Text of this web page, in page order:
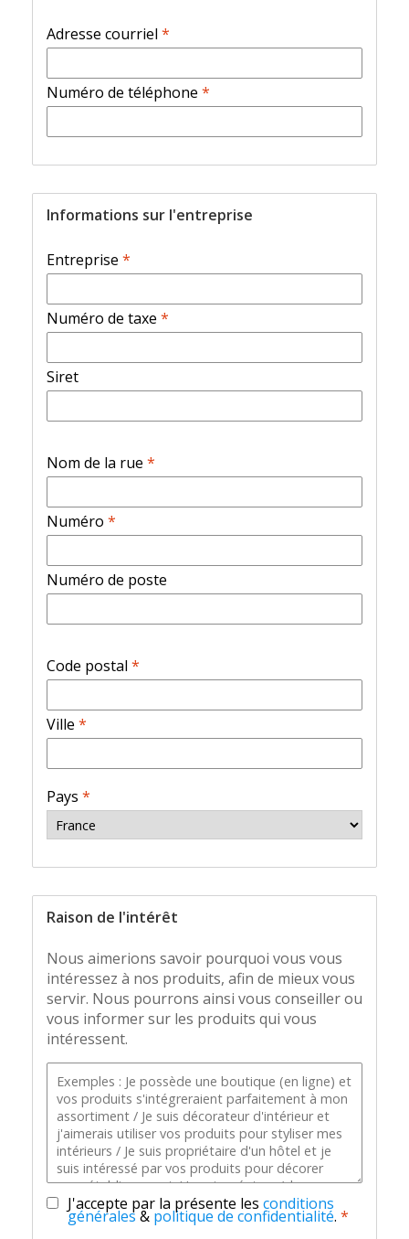
Adresse courriel *
Numéro de téléphone *
Informations sur l'entreprise
Entreprise *
Numéro de taxe *
Siret
Nom de la rue *
Numéro *
Numéro de poste
Code postal *
Ville *
Pays *
Raison de l'intérêt
Nous aimerions savoir pourquoi vous vous
intéressez à nos produits, afin de mieux vous
servir. Nous pourrons ainsi vous conseiller ou
vous informer sur les produits qui vous
intéressent.
J'accepte par la présente les conditions
générales & politique de confidentialité. *